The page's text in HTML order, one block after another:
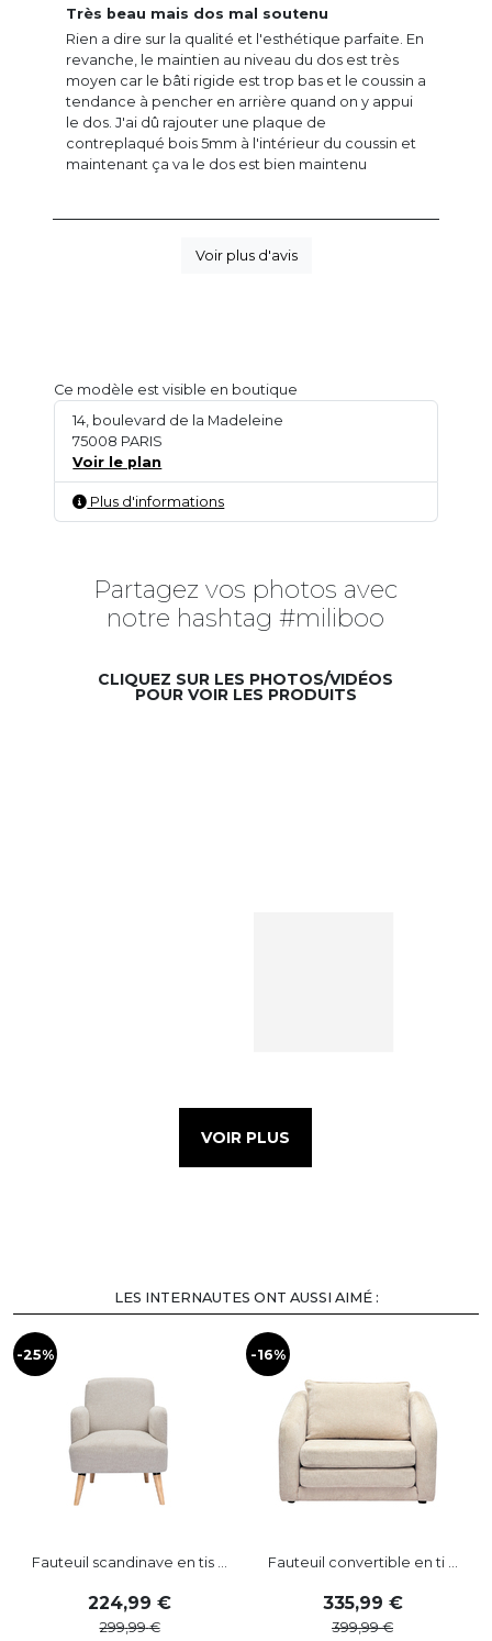
Très beau mais dos mal soutenu
Rien a dire sur la qualité et l'esthétique parfaite. En
revanche, le maintien au niveau du dos est très
moyen car le bâti rigide est trop bas et le coussin a
tendance à pencher en arrière quand on y appui
le dos. J'ai dû rajouter une plaque de
contreplaqué bois 5mm à l'intérieur du coussin et
maintenant ça va le dos est bien maintenu
Voir plus d'avis
Ce modèle est visible en boutique
14, boulevard de la Madeleine
75008 PARIS
Voir le plan
Plus d'informations
Partagez vos photos avec
notre hashtag #miliboo
CLIQUEZ SUR LES PHOTOS/VIDÉOS
POUR VOIR LES PRODUITS
VOIR PLUS
LES INTERNAUTES ONT AUSSI AIMÉ :
-25%
Fauteuil scandinave en tis ...
224,99
299,99
-16%
Fauteuil convertible en ti ...
335,99
399,99